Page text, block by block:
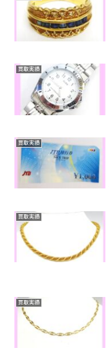
買取実績
買取実績
買取実績
買取実績